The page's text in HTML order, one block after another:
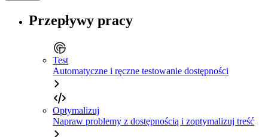
Przepływy pracy
Test
Automatyczne i ręczne testowanie dostępności
Optymalizuj
Napraw problemy z dostępnością i zoptymalizuj treść